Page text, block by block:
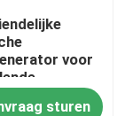
voor
sturen